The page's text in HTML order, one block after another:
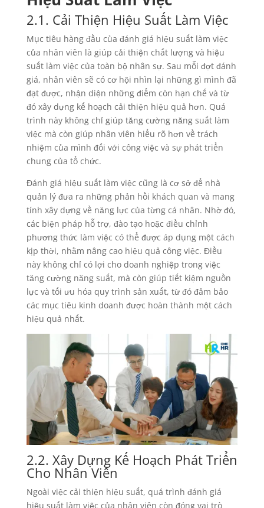
2.1. Cải Thiện Hiệu Suất Làm Việc
Mục tiêu hàng đầu của đánh giá hiệu suất làm việc
của nhân viên là giúp cải thiện chất lượng và hiệu
suất làm việc của toàn bộ nhân sự. Sau mỗi đợt đánh
giá, nhân viên sẽ có cơ hội nhìn lại những gì mình đã
đạt được, nhận diện những điểm còn hạn chế và từ
đó xây dựng kế hoạch cải thiện hiệu quả hơn. Quá
trình này không chỉ giúp tăng cường năng suất làm
việc mà còn giúp nhân viên hiểu rõ hơn về trách
nhiệm của mình đối với công việc và sự phát triển
chung của tổ chức.
Đánh giá hiệu suất làm việc cũng là cơ sở để nhà
quản lý đưa ra những phản hồi khách quan và mang
tính xây dựng về năng lực của từng cá nhân. Nhờ đó,
các biện pháp hỗ trợ, đào tạo hoặc điều chỉnh
phương thức làm việc có thể được áp dụng một cách
kịp thời, nhằm nâng cao hiệu quả công việc. Điều
này không chỉ có lợi cho doanh nghiệp trong việc
tăng cường năng suất, mà còn giúp tiết kiệm nguồn
lực và tối ưu hóa quy trình sản xuất, từ đó đảm bảo
các mục tiêu kinh doanh được hoàn thành một cách
hiệu quả nhất.
2.2. Xây Dựng Kế Hoạch Phát Triển
Cho Nhân Viên
Ngoài việc cải thiện hiệu suất, quá trình đánh giá
hiệu suất làm việc của nhân viên còn đóng vai trò